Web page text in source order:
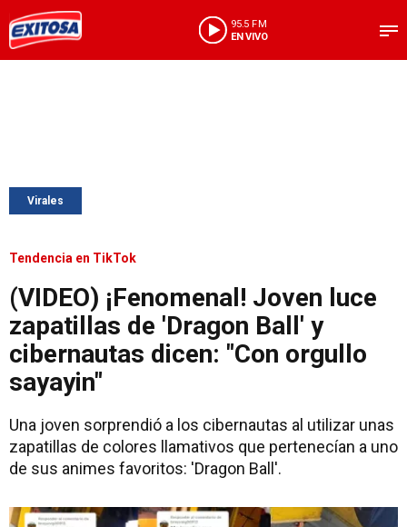
95.5 FM
EN VIVO
Virales
Tendencia en TikTok
(VIDEO) ¡Fenomenal! Joven luce
zapatillas de 'Dragon Ball' y
cibernautas dicen: "Con orgullo
sayayin"
Una joven sorprendió a los cibernautas al utilizar unas
zapatillas de colores llamativos que pertenecían a uno
de sus animes favoritos: 'Dragon Ball'.